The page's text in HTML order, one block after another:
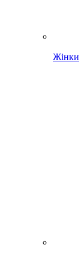
Жінки